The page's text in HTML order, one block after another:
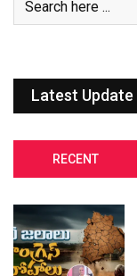
Latest Update
RECENT